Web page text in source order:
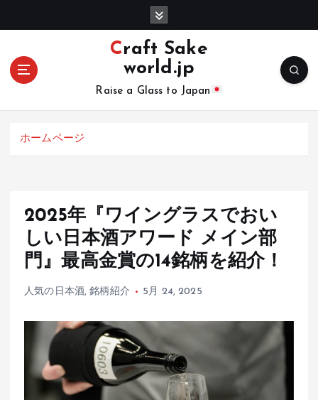
Craft Sake
world.jp
Raise a Glass to Japan
ホームページ
2025年『ワイングラスでおい
しい日本酒アワード メイン部
門』最高金賞の14銘柄を紹介！
人気の日本酒,銘柄紹介 5月 24, 2025